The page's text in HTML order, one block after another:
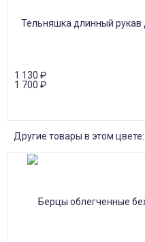
1 130 ₽
1 700 ₽
Другие товары в этом цвете: